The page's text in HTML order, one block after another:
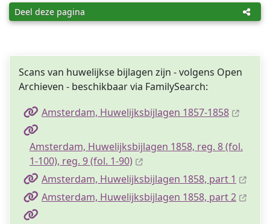
Deel deze pagina
Scans van huwelijkse bijlagen zijn - volgens Open
Archieven - beschikbaar via FamilySearch:
Amsterdam, Huwelijksbijlagen 1857-1858
Amsterdam, Huwelijksbijlagen 1858, reg. 8 (fol.
1-100), reg. 9 (fol. 1-90)
Amsterdam, Huwelijksbijlagen 1858, part 1
Amsterdam, Huwelijksbijlagen 1858, part 2